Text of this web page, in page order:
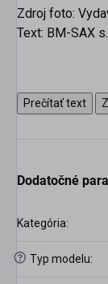
Zdroj foto:
Text: BM-SAX
Prečítať text
Dodatočné
Kategória:
? Typ modelu: